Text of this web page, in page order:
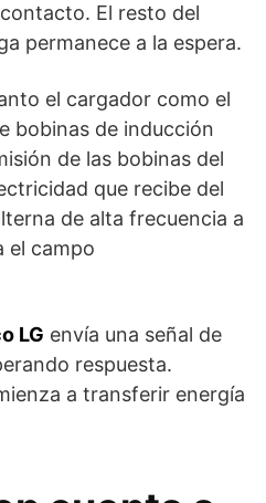
El resto del
permanece a la espera.
el cargador como el
bobinas de inducción
de las bobinas del
que recibe del
de alta frecuencia a
el campo
LG envía una señal de
respuesta.
a transferir energía